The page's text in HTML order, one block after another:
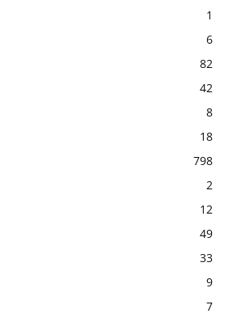
1
6
82
42
8
18
798
2
12
49
33
9
7